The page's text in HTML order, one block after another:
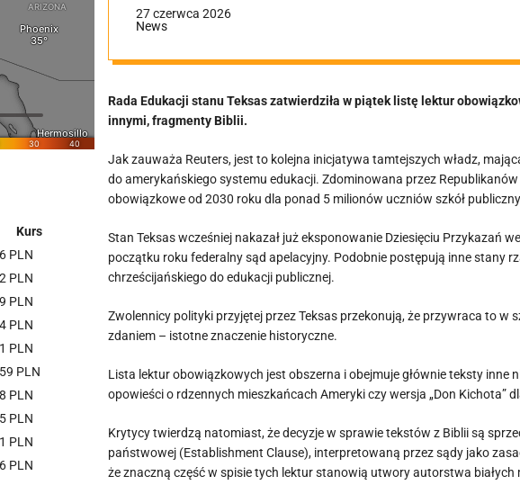
27 czerwca 2026
News
Rada Edukacji stanu Teksas zatwierdziła w piątek listę lektur
innymi, fragmenty Biblii.
Jak zauważa Reuters, jest to kolejna inicjatywa tamtejszych władz,
do amerykańskiego systemu edukacji. Zdominowana przez
obowiązkowe od 2030 roku dla ponad 5 milionów uczniów szkół
Stan Teksas wcześniej nakazał już eksponowanie Dziesięciu Przykazań
początku roku federalny sąd apelacyjny. Podobnie postępują inne stany
chrześcijańskiego do edukacji publicznej.
Zwolennicy polityki przyjętej przez Teksas przekonują, że przywraca to w
zdaniem – istotne znaczenie historyczne.
Lista lektur obowiązkowych jest obszerna i obejmuje głównie teksty inne
opowieści o rdzennych mieszkańcach Ameryki czy wersja „Don Kichota”
Krytycy twierdzą natomiast, że decyzje w sprawie tekstów z Biblii są
państwowej (Establishment Clause), interpretowaną przez sądy jako
że znaczną część w spisie tych lektur stanowią utwory autorstwa
Kurs
PLN
PLN
PLN
PLN
PLN
PLN
PLN
PLN
PLN
PLN